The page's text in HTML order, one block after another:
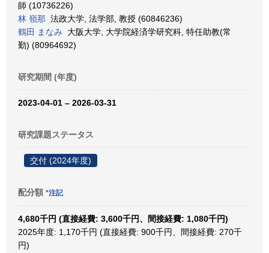
師 (10736226)
林 嶺那 法政大学, 法学部, 教授 (60846236)
鶴田 まなみ 大阪大学, 大学院経済学研究科, 特任助教(常
勤) (80964692)
研究期間 (年度)
2023-04-01 – 2026-03-31
研究課題ステータス
交付 (2024年度)
配分額 *注記
4,680千円 (直接経費: 3,600千円、間接経費: 1,080千円)
2025年度: 1,170千円 (直接経費: 900千円、間接経費: 270千
円)